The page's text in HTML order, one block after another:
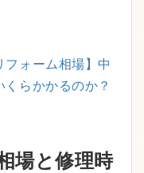
フォーム相場】中
らかかるのか？
場と修理時